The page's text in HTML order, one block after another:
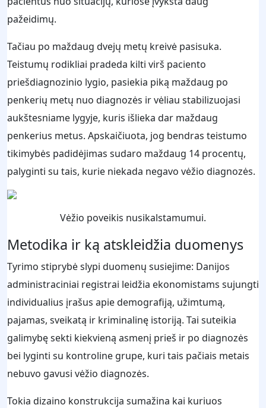
pažeidimų.
Tačiau po maždaug dvejų metų kreivė pasisuka.
Teistumų rodikliai pradeda kilti virš paciento
priešdiagnozinio lygio, pasiekia piką maždaug po
penkerių metų nuo diagnozės ir vėliau stabilizuojasi
aukštesniame lygyje, kuris išlieka dar maždaug
penkerius metus. Apskaičiuota, jog bendras teistumo
tikimybės padidėjimas sudaro maždaug 14 procentų,
palyginti su tais, kurie niekada negavo vėžio diagnozės.
Vėžio poveikis nusikalstamumui.
Metodika ir ką atskleidžia duomenys
Tyrimo stiprybė slypi duomenų susiejime: Danijos
administraciniai registrai leidžia ekonomistams sujungti
individualius įrašus apie demografiją, užimtumą,
pajamas, sveikatą ir kriminalinę istoriją. Tai suteikia
galimybę sekti kiekvieną asmenį prieš ir po diagnozės
bei lyginti su kontroline grupe, kuri tais pačiais metais
nebuvo gavusi vėžio diagnozės.
Tokia dizaino konstrukcija sumažina kai kuriuos